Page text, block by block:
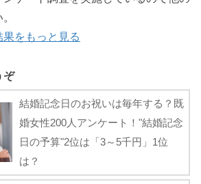
をもっと見る
ぞ
結婚記念日のお祝いは毎年する？既
婚女性200人アンケート！"結婚記念
日の予算"2位は「3～5千円」1位
は？